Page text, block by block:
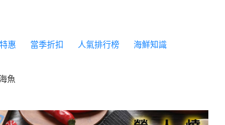
惠 當季折扣 人氣排行榜 海鮮知識
魚